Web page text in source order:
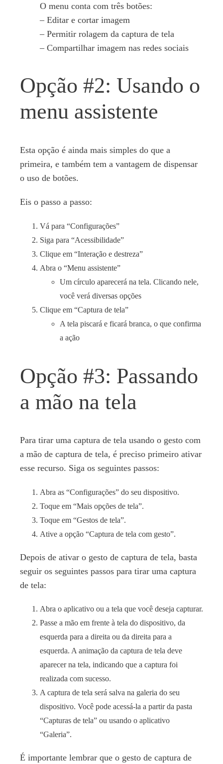
O menu conta com três botões:
– Editar e cortar imagem
– Permitir rolagem da captura de tela
– Compartilhar imagem nas redes sociais
Opção #2: Usando o
menu assistente
Esta opção é ainda mais simples do que a
primeira, e também tem a vantagem de dispensar
o uso de botões.
Eis o passo a passo:
Vá para “Configurações”
Siga para “Acessibilidade”
Clique em “Interação e destreza”
Abra o “Menu assistente”
Um círculo aparecerá na tela. Clicando nele,
você verá diversas opções
Clique em “Captura de tela”
A tela piscará e ficará branca, o que confirma
a ação
Opção #3: Passando
a mão na tela
Para tirar uma captura de tela usando o gesto com
a mão de captura de tela, é preciso primeiro ativar
esse recurso. Siga os seguintes passos:
Abra as “Configurações” do seu dispositivo.
Toque em “Mais opções de tela”.
Toque em “Gestos de tela”.
Ative a opção “Captura de tela com gesto”.
Depois de ativar o gesto de captura de tela, basta
seguir os seguintes passos para tirar uma captura
de tela:
Abra o aplicativo ou a tela que você deseja capturar.
Passe a mão em frente à tela do dispositivo, da
esquerda para a direita ou da direita para a
esquerda. A animação da captura de tela deve
aparecer na tela, indicando que a captura foi
realizada com sucesso.
A captura de tela será salva na galeria do seu
dispositivo. Você pode acessá-la a partir da pasta
“Capturas de tela” ou usando o aplicativo
“Galeria”.
É importante lembrar que o gesto de captura de